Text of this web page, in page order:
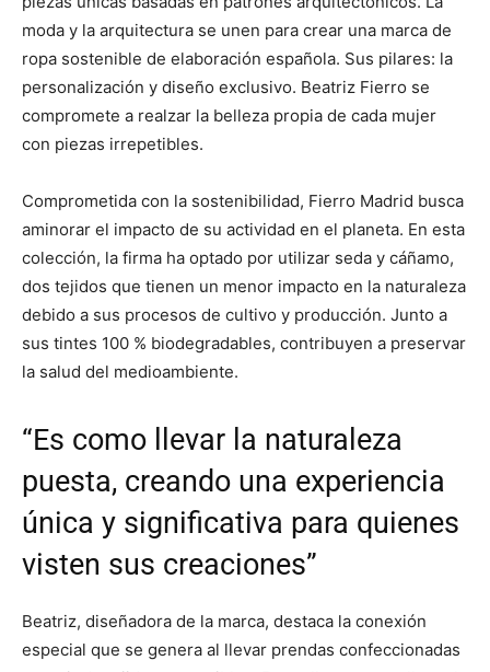
moda y la arquitectura se unen para crear una marca de
ropa sostenible de elaboración española. Sus pilares: la
personalización y diseño exclusivo. Beatriz Fierro se
compromete a realzar la belleza propia de cada mujer
con piezas irrepetibles.
Comprometida con la sostenibilidad, Fierro Madrid busca
aminorar el impacto de su actividad en el planeta. En esta
colección, la firma ha optado por utilizar seda y cáñamo,
dos tejidos que tienen un menor impacto en la naturaleza
debido a sus procesos de cultivo y producción. Junto a
sus tintes 100 % biodegradables, contribuyen a preservar
la salud del medioambiente.
“Es como llevar la naturaleza
puesta, creando una experiencia
única y significativa para quienes
visten sus creaciones”
Beatriz, diseñadora de la marca, destaca la conexión
especial que se genera al llevar prendas confeccionadas